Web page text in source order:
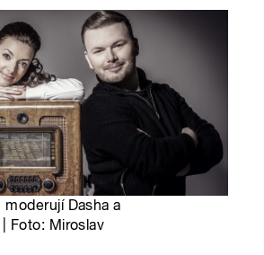
Dasha a
Foto: Miroslav